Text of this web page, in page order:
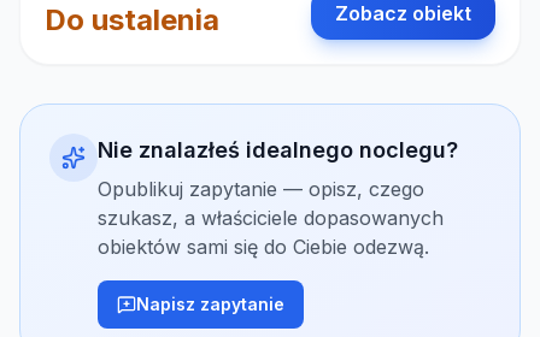
Do ustalenia Zobacz obiekt
Nie znalazłeś idealnego noclegu?
Opublikuj zapytanie — opisz, czego
szukasz, a właściciele dopasowanych
obiektów sami się do Ciebie odezwą.
Napisz zapytanie